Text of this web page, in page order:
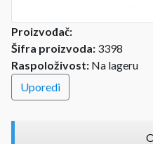
Proizvođač:
Šifra proizvoda: 3398
Raspoloživost: Na lageru
Uporedi